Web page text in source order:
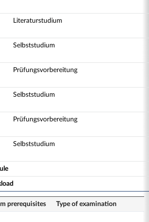
Literaturstudium
Selbststudium
Prüfungsvorbereitung
Selbststudium
Prüfungsvorbereitung
Selbststudium
prerequisites Type of examination